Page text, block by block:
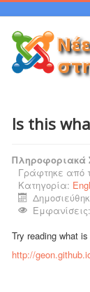
Is this
Πληροφοριακά
Γράφτηκε από
Κατηγορία:
Try reading what
http://